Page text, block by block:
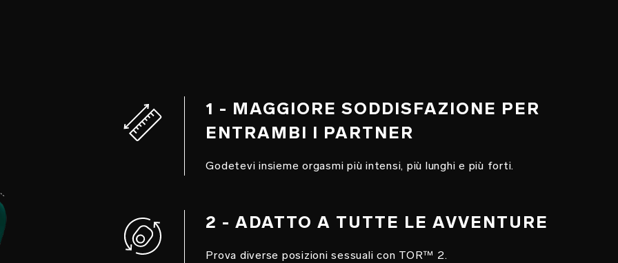
1 - MAGGIORE SODDISFAZIONE PER
ENTRAMBI I PARTNER
Godetevi insieme orgasmi più intensi, più lunghi e più forti.
2 - ADATTO A TUTTE LE AVVENTURE
Prova diverse posizioni sessuali con TOR™ 2.